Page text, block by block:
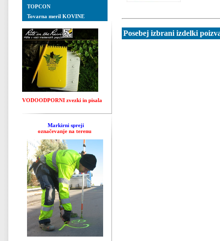
TOPCON
Tovarna meril KOVINE
VODOODPORNI zvezki in pisala
Markirni spreji
označevanje na terenu
Posebej izbrani izdelki